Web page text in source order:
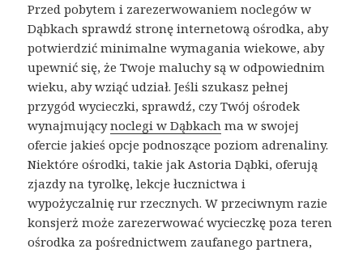
Przed pobytem i zarezerwowaniem noclegów w
Dąbkach sprawdź stronę internetową ośrodka, aby
potwierdzić minimalne wymagania wiekowe, aby
upewnić się, że Twoje maluchy są w odpowiednim
wieku, aby wziąć udział. Jeśli szukasz pełnej
przygód wycieczki, sprawdź, czy Twój ośrodek
wynajmującynoclegi w Dąbkach ma w swojej
ofercie jakieś opcje podnoszące poziom adrenaliny.
Niektóre ośrodki, takie jak Astoria Dąbki, oferują
zjazdy na tyrolkę, lekcje łucznictwa i
wypożyczalnię rur rzecznych. W przeciwnym razie
konsjerż może zarezerwować wycieczkę poza teren
ośrodka za pośrednictwem zaufanego partnera,